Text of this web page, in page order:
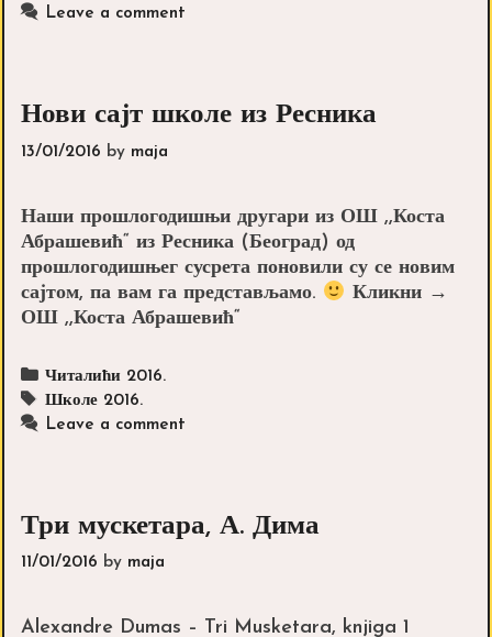
Leave a comment
Нови сајт школе из Ресника
13/01/2016 by maja
Наши прошлогодишњи другари из ОШ ,,Коста
Абрашевић“ из Ресника (Београд) од
прошлогодишњег сусрета поновили су се новим
сајтом, па вам га представљамо.
Кликни →
ОШ ,,Коста Абрашевић“
Categories
Читалићи 2016.
Tags
Школе 2016.
Leave a comment
Три мускетара, А. Дима
11/01/2016 by maja
Alexandre Dumas – Tri Musketara, knjiga 1